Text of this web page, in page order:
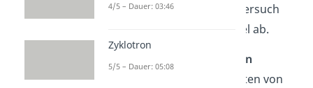
durchgeführt. Im realen Versuch
läuft dies aber alles parallel ab.
Regel von
auch mit dem Verhalten von
4/5 – Dauer: 03:46
Zyklotron
5/5 – Dauer: 05:08